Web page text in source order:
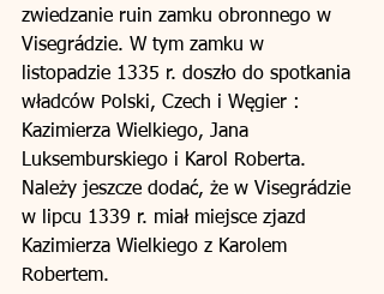
zwiedzanie ruin zamku obronnego w
Visegrádzie. W tym zamku w
listopadzie 1335 r. doszło do spotkania
władców Polski, Czech i Węgier :
Kazimierza Wielkiego, Jana
Luksemburskiego i Karol Roberta.
Należy jeszcze dodać, że w Visegrádzie
w lipcu 1339 r. miał miejsce zjazd
Kazimierza Wielkiego z Karolem
Robertem.